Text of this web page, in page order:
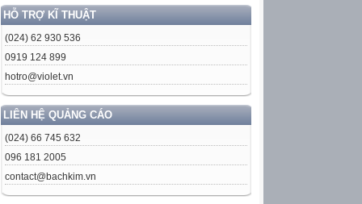
HỖ TRỢ KĨ THUẬT
(024) 62 930 536
0919 124 899
hotro@violet.vn
LIÊN HỆ QUẢNG CÁO
(024) 66 745 632
096 181 2005
contact@bachkim.vn